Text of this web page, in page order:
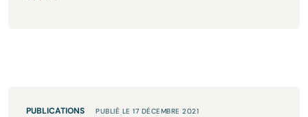
PUBLICATIONS PUBLIÉ LE 17 DÉCEMBRE 2021